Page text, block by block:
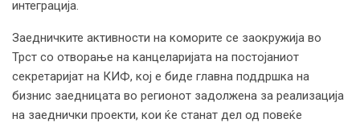
интеграција.
Заедничките активности на коморите се заокружија во
Трст со отворање на канцеларијата на постојаниот
секретаријат на КИФ, кој е биде главна поддршка на
бизнис заедницата во регионот задолжена за реализација
на заеднички проекти, кои ќе станат дел од повеќе